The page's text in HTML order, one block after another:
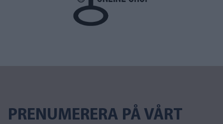
PRENUMERERA PÅ VÅRT